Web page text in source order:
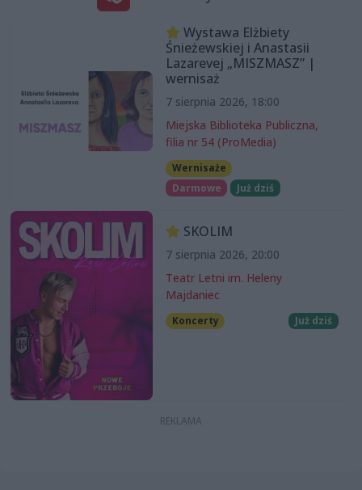
Wystawa Elżbiety
Śnieżewskiej i Anastasii
Lazarevej „MISZMASZ” |
wernisaż
7 sierpnia 2026, 18:00
Miejska Biblioteka Publiczna,
filia nr 54 (ProMedia)
Wernisaże
Darmowe
Już dziś
SKOLIM
7 sierpnia 2026, 20:00
Teatr Letni im. Heleny
Majdaniec
Koncerty Już dziś